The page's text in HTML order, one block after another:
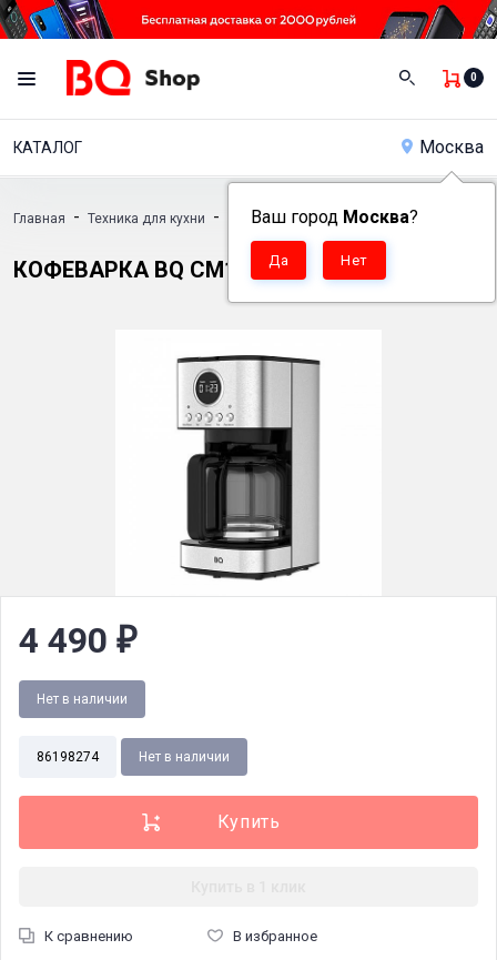
0
КАТАЛОГ Москва
Ваш город Москва?
Главная - Техника для кухни - Кофеварки - Кофеварка BQ CM1007
КОФЕВАРКА BQ CM1007
4 490 ₽
Нет в наличии
86198274 Нет в наличии
К сравнению В избранное